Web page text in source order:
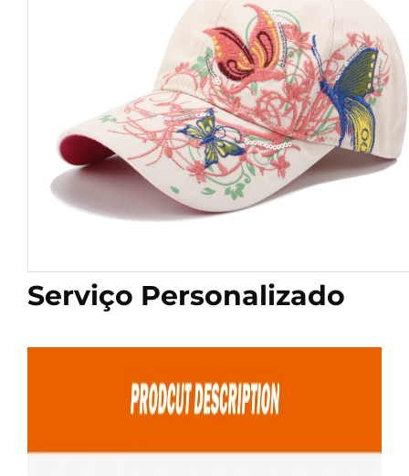
Serviço Personalizado